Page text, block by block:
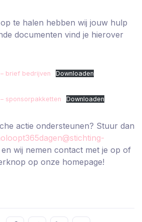
te halen hebben wij jouw hulp
documenten vind je hierover
brief bedrijven Downloaden
sponsorpakketten Downloaden
actie ondersteunen? Stuur dan
en wij nemen contact met je op of
op onze homepage!